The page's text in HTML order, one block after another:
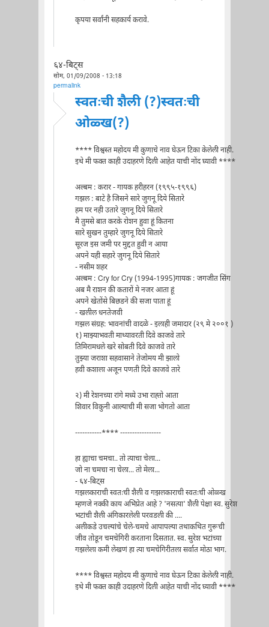
कृपया सर्वांनी सहकार्य करावे.
६४-बिट्स
सोम, 01/09/2008 - 13:18
permalink
स्वतःची शैली (?)स्वतःची
ओळ्ख(?)
**** विश्वस्त महोदय मी कुणाचे नाव घेऊन टिका केलेली नाही.
इथे मी फक्त काही उदाहरणे दिली आहेत याची नोंद घ्यावी ****
अल्बम : करार - गायक हरीहरन (१९९५-१९९६)
गझल : बाटे है जिसने सारे जुगनू दिये सितारे
हम पर नही उतारे जुगनू दिये सितारे
मै तुमसे बात करके रोशन हुवा हूं कितना
सारे सुखन तुम्हारे जुगनू दिये सितारे
सूरज इस जमी पर मुद्दत हुवी न आया
अपने यही सहारे जुगनू दिये सितारे
- नसीम शहर
अल्बम : Cry for Cry (1994-1995)गायक : जगजीत सिंग
अब मै राशन की कतारों मे नजर आता हूं
अपने खेतोंसे बिछडने की सजा पाता हूं
- खलील धनतेजवी
गझल संग्रह: भावनांची वादळे - इलाही जमादार (२९ मे २००१ )
१) माझ्याभवती माथ्यावरती दिवे काजवे तारे
तिमिरामधले खरे सोबती दिवे काजवे तारे
तुझ्या जराशा सहवासाने तेजोमय मी झालो
हवी कशाला अजून पणती दिवे काजवे तारे
२) मी रेशनच्या रांगे मध्ये उभा राह्तो आता
शिवार विकुनी आल्याची मी सजा भोगतो आता
-----------**** -----------------
हा ह्याचा चमचा.. तो त्याचा चेला...
जो ना चमचा ना चेला... तो मेला...
- ६४-बिट्स
गझलकाराची स्वतःची शैली व गझलकाराची स्वतःची ओळ्ख
म्हणजे नक्की काय अभिप्रेत आहे ? 'नसत्या' शैली पेक्षा स्व. सुरेश
भटांची शैली अंगिकारलेली परवडली की ....
अलीकडे उचल्यांचे चेले-चमचे आपापल्या तथाकथित गुरूची
जीव तोडून चमचेगिरी करताना दिसतात. स्व. सुरेश भटांच्या
गझलेला कमी लेखणं हा त्या चमचेगिरीतला सर्वात मोठा भाग.
**** विश्वस्त महोदय मी कुणाचे नाव घेऊन टिका केलेली नाही.
इथे मी फक्त काही उदाहरणे दिली आहेत याची नोंद घ्यावी ****